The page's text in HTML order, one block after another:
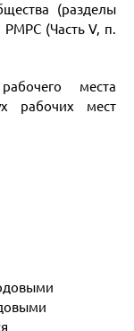
(разделы
РМРС (Часть V, п.
места
рабочих мест